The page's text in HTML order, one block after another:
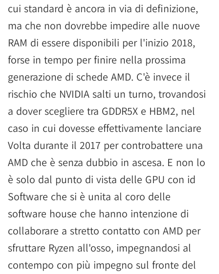
cui standard è ancora in via di definizione,
ma che non dovrebbe impedire alle nuove
RAM di essere disponibili per l'inizio 2018,
forse in tempo per finire nella prossima
generazione di schede AMD. C'è invece il
rischio che NVIDIA salti un turno, trovandosi
a dover scegliere tra GDDR5X e HBM2, nel
caso in cui dovesse effettivamente lanciare
Volta durante il 2017 per controbattere una
AMD che è senza dubbio in ascesa. E non lo
è solo dal punto di vista delle GPU con id
Software che si è unita al coro delle
software house che hanno intenzione di
collaborare a stretto contatto con AMD per
sfruttare Ryzen all'osso, impegnandosi al
contempo con più impegno sul fronte del